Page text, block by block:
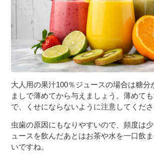
大人用の果汁100％ジュースの場合は糖分
ましで薄めてから与えましょう。薄めて
で、くせにならないように注意してくださ
虫歯の原因にもなりやすいので、頻度は
ュースを飲んだあとはお茶や水を一口飲
いですね。